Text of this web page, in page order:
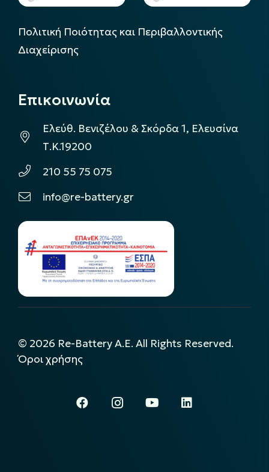
Πολιτική Ποιότητας και Περιβαλλοντικής
Διαχείρισης
Επικοινωνία
Ελεύθ. Βενιζέλου & Σκόρδα 1, Ελευσίνα
Τ.Κ.19200
210 55 75 075
info@re-battery.gr
© 2026 Re-Battery A.E. All Rights Reserved.
Όροι χρήσης